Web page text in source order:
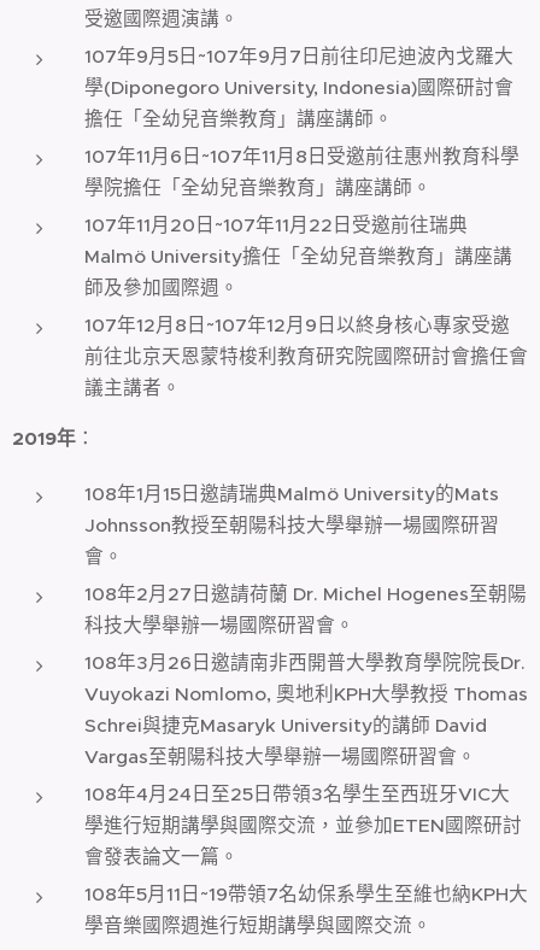
受邀國際週演講。
107年9月5日~107年9月7日前往印尼迪波內戈羅大
學(Diponegoro University, Indonesia)國際研討會
擔任「全幼兒音樂教育」講座講師。
107年11月6日~107年11月8日受邀前往惠州教育科學
學院擔任「全幼兒音樂教育」講座講師。
107年11月20日~107年11月22日受邀前往瑞典
Malmö University擔任「全幼兒音樂教育」講座講
師及參加國際週。
107年12月8日~107年12月9日以終身核心專家受邀
前往北京天恩蒙特梭利教育研究院國際研討會擔任會
議主講者。
2019年 ：
108年1月15日邀請瑞典Malmö University的Mats
Johnsson教授至朝陽科技大學舉辦一場國際研習
會。
108年2月27日邀請荷蘭 Dr. Michel Hogenes至朝陽
科技大學舉辦一場國際研習會。
108年3月26日邀請南非西開普大學教育學院院長Dr.
Vuyokazi Nomlomo, 奧地利KPH大學教授 Thomas
Schrei與捷克Masaryk University的講師 David
Vargas至朝陽科技大學舉辦一場國際研習會。
108年4月24日至25日帶領3名學生至西班牙VIC大
學進行短期講學與國際交流，並參加ETEN國際研討
會發表論文一篇。
108年5月11日~19帶領7名幼保系學生至維也納KPH大
學音樂國際週進行短期講學與國際交流。